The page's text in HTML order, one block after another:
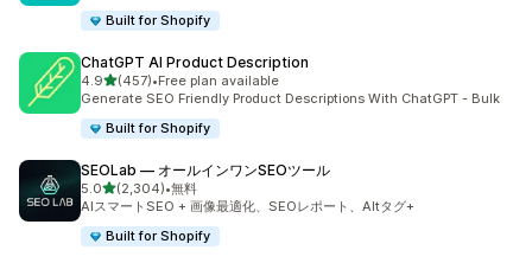
Built for Shopify
ChatGPT AI Product Description
4.95つ星中
(457)
合計レビュー数：457件
•Free plan available
Generate SEO Friendly Product Descriptions With ChatGPT - Bulk
Built for Shopify
SEOLab — オールインワンSEOツール
5.05つ星中
(2,304)
合計レビュー数：2304件
•無料
AIスマートSEO + 画像最適化、SEOレポート、Altタグ+
Built for Shopify